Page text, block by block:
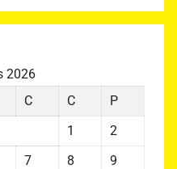
2026
C C
P
1
2
7 8
9